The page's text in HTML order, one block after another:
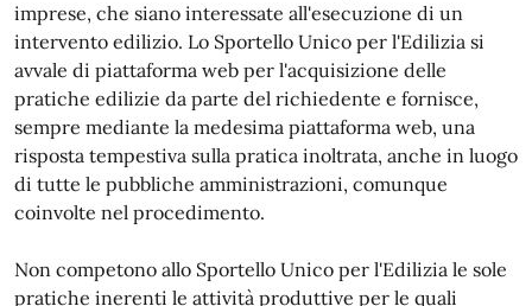
imprese, che siano interessate all'esecuzione di un
intervento edilizio. Lo Sportello Unico per l'Edilizia si
avvale di piattaforma web per l'acquisizione delle
pratiche edilizie da parte del richiedente e fornisce,
sempre mediante la medesima piattaforma web, una
risposta tempestiva sulla pratica inoltrata, anche in luogo
di tutte le pubbliche amministrazioni, comunque
coinvolte nel procedimento.
Non competono allo Sportello Unico per l'Edilizia le sole
pratiche inerenti le attività produttive per le quali